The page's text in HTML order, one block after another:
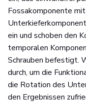
Fossakomponente
ein und schoben den
temporalen
Schrauben befestigt.
durch, um die
die Rotation des
den Ergebnissen